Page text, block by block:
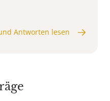
Antworten lesen